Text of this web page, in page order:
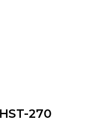
270